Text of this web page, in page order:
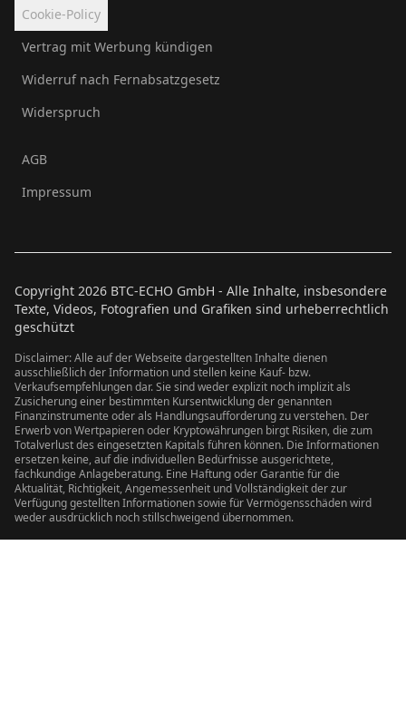
Cookie-Policy
Vertrag mit Werbung kündigen
Widerruf nach Fernabsatzgesetz
Widerspruch
AGB
Impressum
Copyright 2026 BTC-ECHO GmbH - Alle Inhalte, insbesondere
Texte, Videos, Fotografien und Grafiken sind urheberrechtlich
geschützt
Disclaimer: Alle auf der Webseite dargestellten Inhalte dienen
ausschließlich der Information und stellen keine Kauf- bzw.
Verkaufsempfehlungen dar. Sie sind weder explizit noch implizit als
Zusicherung einer bestimmten Kursentwicklung der genannten
Finanzinstrumente oder als Handlungsaufforderung zu verstehen. Der
Erwerb von Wertpapieren oder Kryptowährungen birgt Risiken, die zum
Totalverlust des eingesetzten Kapitals führen können. Die Informationen
ersetzen keine, auf die individuellen Bedürfnisse ausgerichtete,
fachkundige Anlageberatung. Eine Haftung oder Garantie für die
Aktualität, Richtigkeit, Angemessenheit und Vollständigkeit der zur
Verfügung gestellten Informationen sowie für Vermögensschäden wird
weder ausdrücklich noch stillschweigend übernommen.